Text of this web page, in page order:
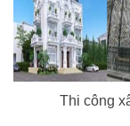
Thi công